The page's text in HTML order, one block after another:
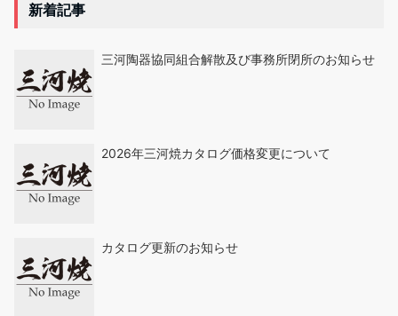
新着記事
三河陶器協同組合解散及び事務所閉所のお知らせ
2026年三河焼カタログ価格変更について
カタログ更新のお知らせ